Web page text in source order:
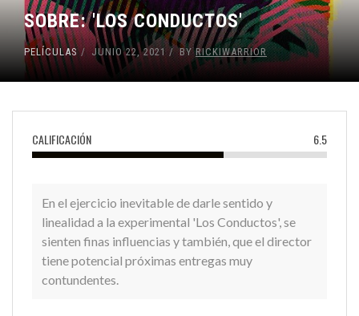
SOBRE: 'LOS CONDUCTOS'
PELÍCULAS JUNIO 22, 2021 BYRICKIWARRIOR
CALIFICACIÓN 6.5
En el ejercicio inevitable de darle sentido y
linealidad a la experimental 'Los Conductos', se
sienten finas influencias y también, que el director
tiene potencial próximas entregas muy
contundentes.